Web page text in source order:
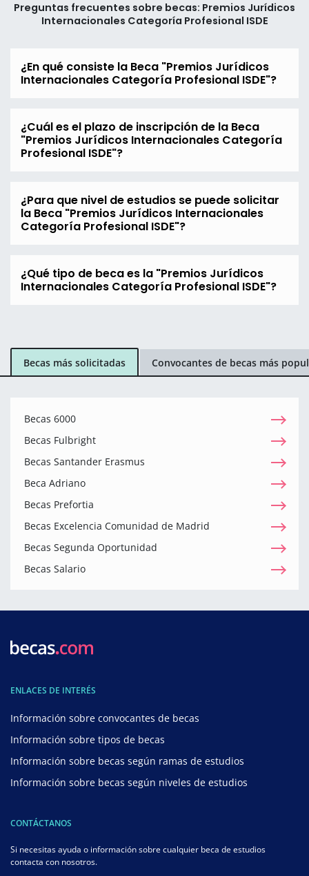
Preguntas frecuentes sobre becas: Premios Jurídicos
Internacionales Categoría Profesional ISDE
¿En qué consiste la Beca "Premios Jurídicos
Internacionales Categoría Profesional ISDE"?
¿Cuál es el plazo de inscripción de la Beca
"Premios Jurídicos Internacionales Categoría
Profesional ISDE"?
¿Para que nivel de estudios se puede solicitar
la Beca "Premios Jurídicos Internacionales
Categoría Profesional ISDE"?
¿Qué tipo de beca es la "Premios Jurídicos
Internacionales Categoría Profesional ISDE"?
Becas más solicitadas Convocantes de becas más
Becas 6000
Becas Fulbright
Becas Santander Erasmus
Beca Adriano
Becas Prefortia
Becas Excelencia Comunidad de Madrid
Becas Segunda Oportunidad
Becas Salario
ENLACES DE INTERÉS
Información sobre convocantes de becas
Información sobre tipos de becas
Información sobre becas según ramas de estudios
Información sobre becas según niveles de estudios
CONTÁCTANOS
Si necesitas ayuda o información sobre cualquier beca de estudios
contacta con nosotros.